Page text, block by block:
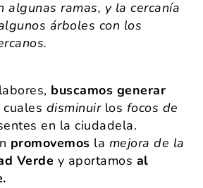
algunas ramas, y la cercanía
árboles con los
buscamos generar
disminuirlos focos de
en la ciudadela.
promovemos la mejora de la
Verde y aportamos al